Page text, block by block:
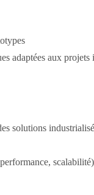
adaptées aux projets
solutions
scalabilité)